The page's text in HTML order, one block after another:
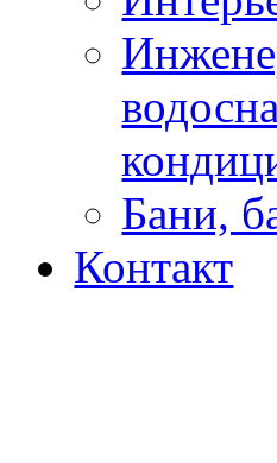
Бани,
Контакт